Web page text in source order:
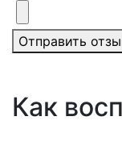
Отправить
Как